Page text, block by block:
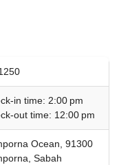
in time: 2:00 pm
out time: 12:00 pm
Ocean, 91300
Sabah